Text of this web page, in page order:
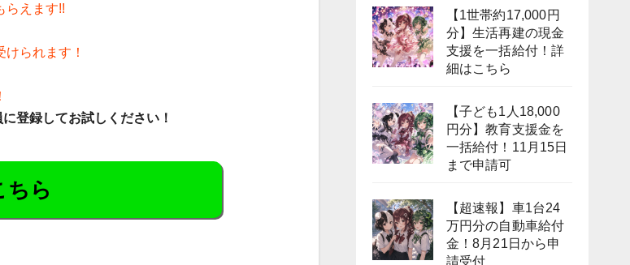
らえます!!
けられます！
登録してお試しください！
ちら
【1世帯約17,000円
分】生活再建の現金
支援を一括給付！詳
細はこちら
【子ども1人18,000
円分】教育支援金を
一括給付！11月15日
まで申請可
【超速報】車1台24
万円分の自動車給付
金！8月21日から申
請受付